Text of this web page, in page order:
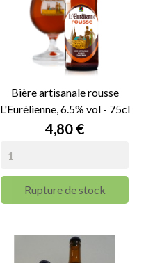
Bière artisanale rousse
L'Eurélienne, 6.5% vol - 75cl
Prix
4,80 €
Rupture de stock